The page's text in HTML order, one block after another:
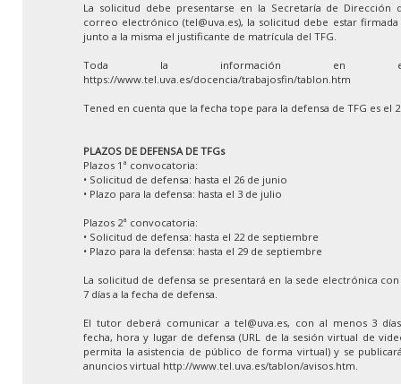
La solicitud debe presentarse en la Secretaría de Dirección
correo electrónico (tel@uva.es), la solicitud debe estar
junto a la misma el justificante de matrícula del TFG.
Toda la información en
https://www.tel.uva.es/docencia/trabajosfin/tablon.htm
Tened en cuenta que la fecha tope para la defensa de TFG es el
PLAZOS DE DEFENSA DE TFGs
Plazos 1ª convocatoria:
• Solicitud de defensa: hasta el 26 de junio
• Plazo para la defensa: hasta el 3 de julio
Plazos 2ª convocatoria:
• Solicitud de defensa: hasta el 22 de septiembre
• Plazo para la defensa: hasta el 29 de septiembre
La solicitud de defensa se presentará en la sede electrónica
7 días a la fecha de defensa.
El tutor deberá comunicar a tel@uva.es, con al menos 3
fecha, hora y lugar de defensa (URL de la sesión virtual de
permita la asistencia de público de forma virtual) y se
anuncios virtual http://www.tel.uva.es/tablon/avisos.htm.